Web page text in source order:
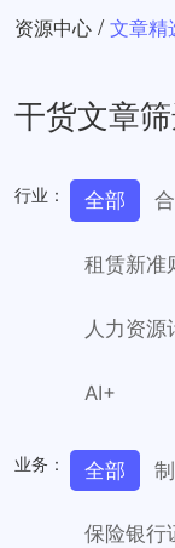
资源中心/ 文章精
干货文章
行业： 全部
租赁新准
人力资源
AI+
业务： 全部
保险银行